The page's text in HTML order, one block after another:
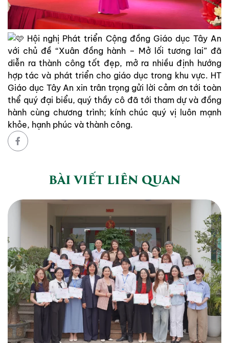
Hội nghị Phát triển Cộng đồng Giáo dục Tây An
với chủ đề “Xuân đồng hành – Mở lối tương lai” đã
diễn ra thành công tốt đẹp, mở ra nhiều định hướng
hợp tác và phát triển cho giáo dục trong khu vực. HT
Giáo dục Tây An xin trân trọng gửi lời cảm ơn tới toàn
thể quý đại biểu, quý thầy cô đã tới tham dự và đồng
hành cùng chương trình; kính chúc quý vị luôn mạnh
khỏe, hạnh phúc và thành công.
BÀI VIẾT LIÊN QUAN